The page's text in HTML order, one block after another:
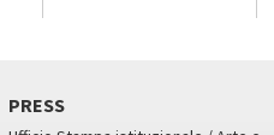
PRESS